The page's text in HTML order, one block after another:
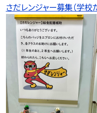
さだレンジャー募集（学校